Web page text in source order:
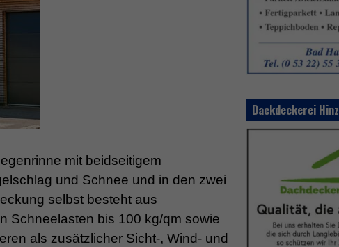
mit beidseitigem
und Schnee und in den zwei
selbst besteht aus
Schneelasten bis 100 kg/qm sowie
als zusätzlicher Sicht-, Wind- und
Dackdeckerei Hinz